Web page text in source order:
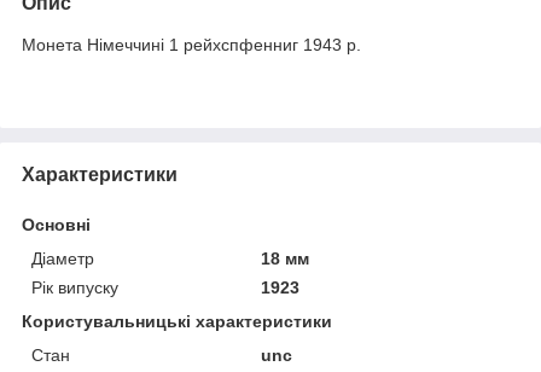
Монета Німеччині 1 рейхспфенниг 1943 р.
Характеристики
Основні
Діаметр
18 мм
Рік випуску
1923
Користувальницькі характеристики
Стан
unc